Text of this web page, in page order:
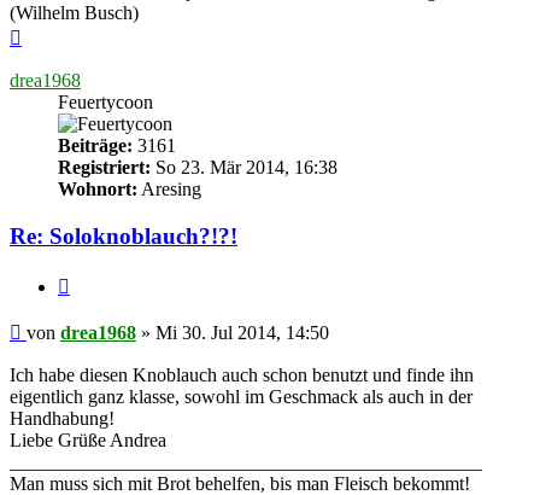
(Wilhelm Busch)
drea1968
Feuertycoon
Beiträge: 3161
Registriert: So 23. Mär 2014, 16:38
Wohnort: Aresing
Re: Soloknoblauch?!?!
Beitrag
von drea1968 » Mi 30. Jul 2014, 14:50
Ich habe diesen Knoblauch auch schon benutzt und finde ihn
eigentlich ganz klasse, sowohl im Geschmack als auch in der
Handhabung!
Liebe Grüße Andrea
Man muss sich mit Brot behelfen, bis man Fleisch bekommt!